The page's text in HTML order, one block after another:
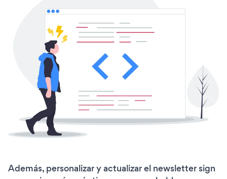
Además, personalizar y actualizar el newsletter sign